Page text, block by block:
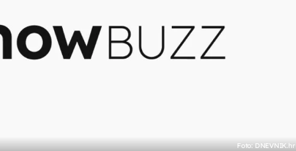
Foto: DNEVNIK.hr